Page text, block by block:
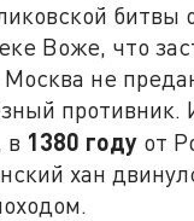
битвы
Воже, что
не
противник.
в 1380 году от
хан